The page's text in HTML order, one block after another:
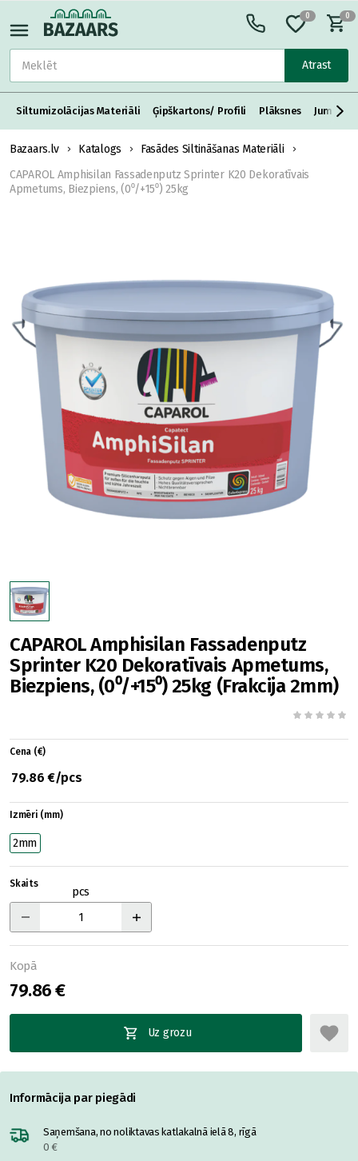
Atrast
0 0
Siltumizolācijas Materiāli Ģipškartons/ Profili Plāksnes Jumta
Bazaars.lv Katalogs
Fasādes Siltināšanas Materiāli
CAPAROL Amphisilan Fassadenputz Sprinter K20 Dekoratīvais
Apmetums, Biezpiens, (0⁰/+15⁰) 25kg
CAPAROL Amphisilan Fassadenputz
Sprinter K20 Dekoratīvais Apmetums,
Biezpiens, (0⁰/+15⁰) 25kg (Frakcija 2mm)
Cena (€)
79.86 €/pcs
Izmēri (mm)
2mm
Skaits
pcs
Kopā
79.86 €
Uz grozu
Informācija par piegādi
Saņemšana, no noliktavas katlakalnā ielā 8, rīgā
0 €